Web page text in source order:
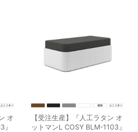
オ
【受注生産】『人工ラタン オ
ットマンL COSY BLM-1103』